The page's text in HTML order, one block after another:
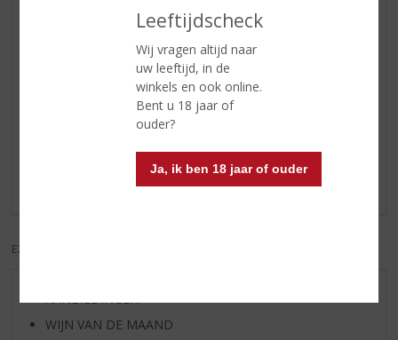
Leeftijdscheck
Wij vragen altijd naar
uw leeftijd, in de
winkels en ook online.
Bent u 18 jaar of
ouder?
Ja, ik ben 18 jaar of ouder
langdurig, waardoor elke slok
uitnodigt om er nog lang van te
genieten.
Schrijf een review
Er zijn nog geen reviews geplaatst voor dit product
EXCL. BTW
AANBIEDINGEN
WIJN VAN DE MAAND